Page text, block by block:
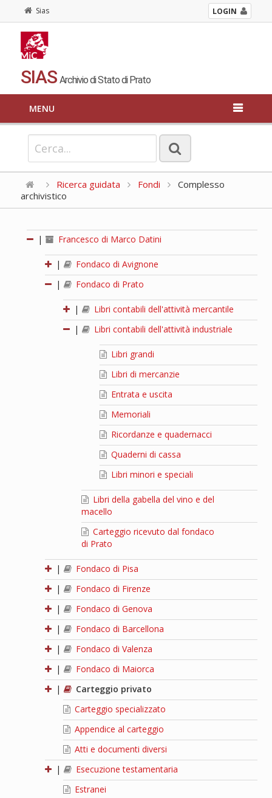
Sias LOGIN
SIAS Archivio di Stato di Prato
MENU
Ricerca guidata Fondi
Complesso
archivistico
| Francesco di Marco Datini
|
Fondaco di Avignone
|
Fondaco di Prato
|
Libri contabili dell'attività mercantile
|
Libri contabili dell'attività industriale
Libri grandi
Libri di mercanzie
Entrata e uscita
Memoriali
Ricordanze e quadernacci
Quaderni di cassa
Libri minori e speciali
Libri della gabella del vino e del
macello
Carteggio ricevuto dal fondaco
di Prato
|
Fondaco di Pisa
|
Fondaco di Firenze
|
Fondaco di Genova
|
Fondaco di Barcellona
|
Fondaco di Valenza
|
Fondaco di Maiorca
|
Carteggio privato
Carteggio specializzato
Appendice al carteggio
Atti e documenti diversi
|
Esecuzione testamentaria
Estranei